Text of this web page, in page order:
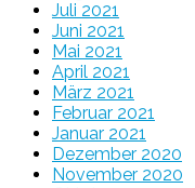
Juli 2021
Juni 2021
Mai 2021
April 2021
März 2021
Februar 2021
Januar 2021
Dezember 2020
November 2020